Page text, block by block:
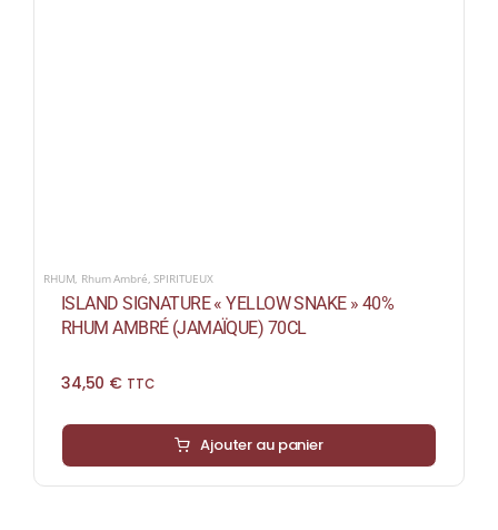
RHUM Rhum Ambré ,SPIRITUEUX
ISLAND SIGNATURE « YELLOW SNAKE » 40%
RHUM AMBRÉ (JAMAÏQUE) 70CL
34,50 € TTC
Ajouter au panier